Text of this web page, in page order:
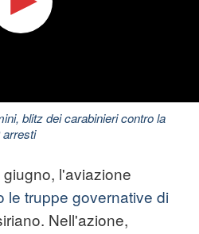
blitz dei carabinieri contro la
arresti
l'aviazione
le truppe governative di
Nell'azione,